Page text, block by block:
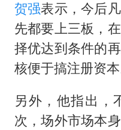
我
贺强表示，今后
先都要上三板，
择优达到条件的
核便于搞注册资本
另外，他指出，
次，场外市场本